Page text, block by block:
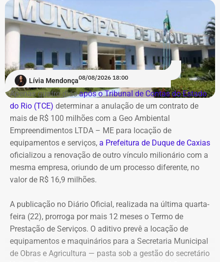
Lívia Mendonça08/08/2026 18:00
Apenas quatro diasapós o Tribunal de Contas do Estado
do Rio (TCE) determinar a anulação de um contrato de
mais de R$ 100 milhões com a Geo Ambiental
Empreendimentos LTDA – ME para locação de
equipamentos e serviços, a Prefeitura de Duque de Caxias
oficializou a renovação de outro vínculo milionário com a
mesma empresa, oriundo de um processo diferente, no
valor de R$ 16,9 milhões.
A publicação no Diário Oficial, realizada na última quarta-
feira (22), prorroga por mais 12 meses o Termo de
Prestação de Serviços. O aditivo prevê a locação de
equipamentos e maquinários para a Secretaria Municipal
de Obras e Agricultura — pasta sob a gestão do secretário